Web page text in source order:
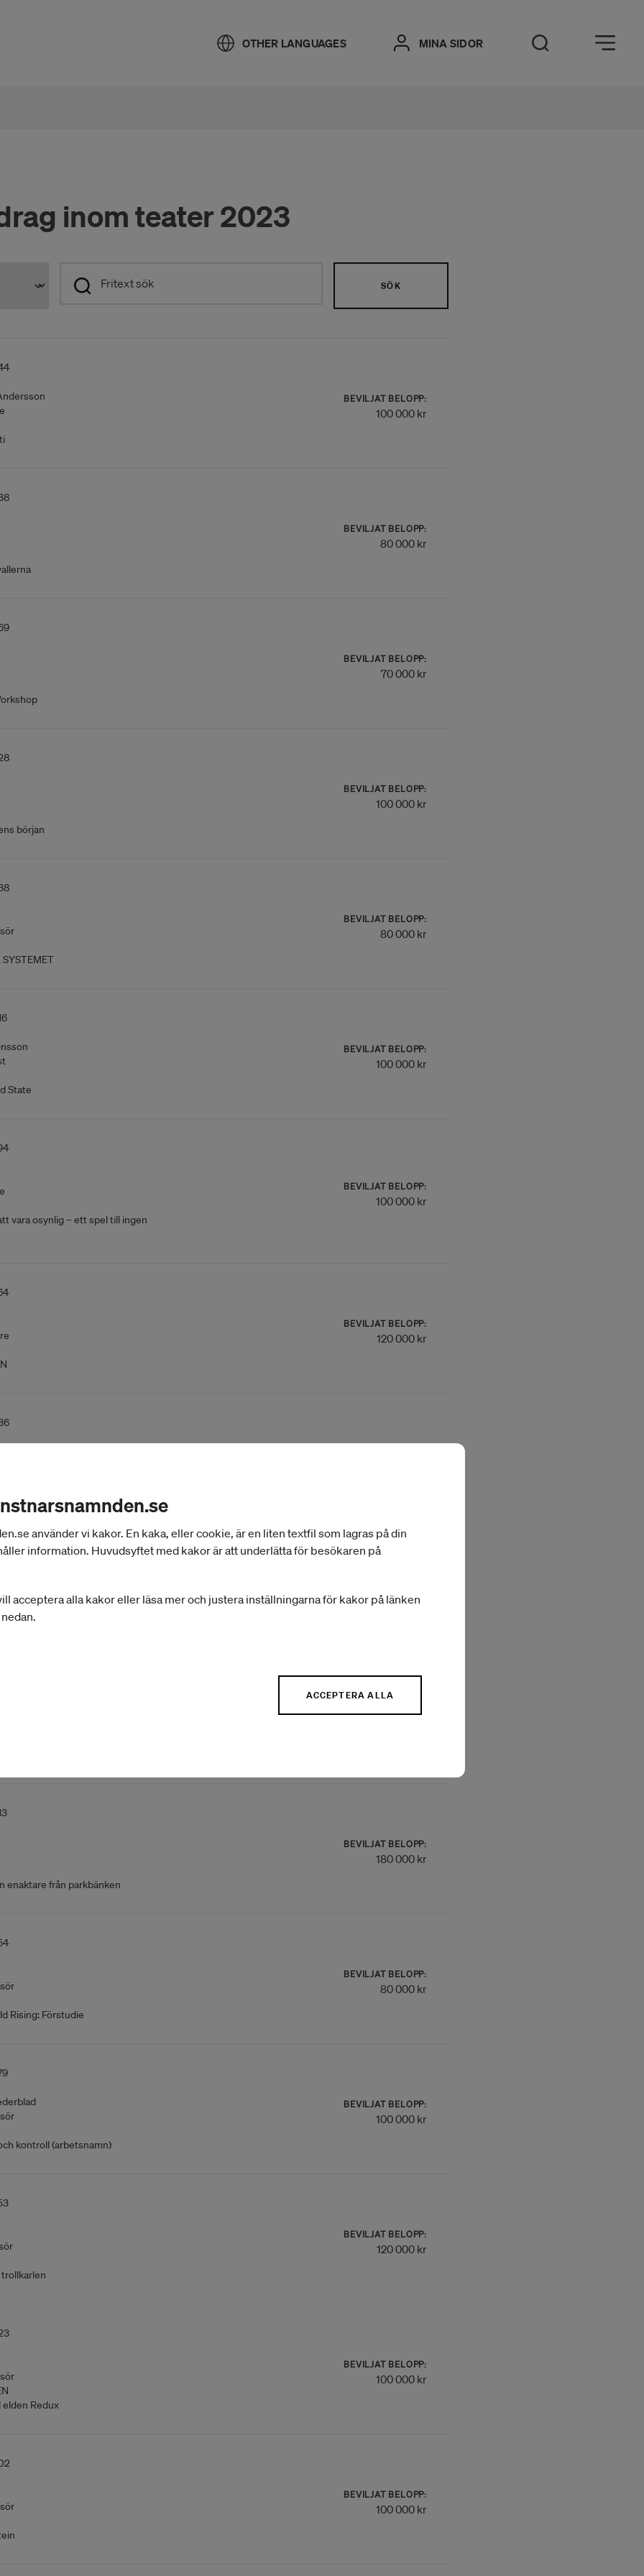
OTHER LANGUAGES MINA SIDOR Öppna sök
Öppna meny
inom teater 2023
SÖK
BEVILJAT BELOPP:
100 000 kr
BEVILJAT BELOPP:
80 000 kr
BEVILJAT BELOPP:
70 000 kr
början
BEVILJAT BELOPP:
100 000 kr
BEVILJAT BELOPP:
80 000 kr
State
BEVILJAT BELOPP:
100 000 kr
vara osynlig – ett spel till ingen
BEVILJAT BELOPP:
100 000 kr
BEVILJAT BELOPP:
120 000 kr
över några förluster
90 000 kr
BEVILJAT BELOPP:
enaktare från parkbänken
BEVILJAT BELOPP:
180 000 kr
Rising: Förstudie
BEVILJAT BELOPP:
80 000 kr
kontroll (arbetsnamn)
BEVILJAT BELOPP:
100 000 kr
BEVILJAT BELOPP:
120 000 kr
Redux
BEVILJAT BELOPP:
100 000 kr
BEVILJAT BELOPP:
100 000 kr
använder vi kakor. En kaka, eller cookie, är en liten textfil som lagras på din
information. Huvudsyftet med kakor är att underlätta för besökaren på
acceptera alla kakor eller läsa mer och justera inställningarna för kakor på länken
ACCEPTERA ALLA